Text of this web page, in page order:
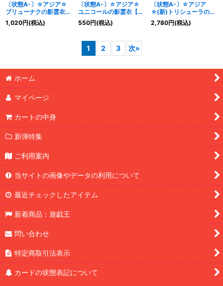
〔状態A-〕☆アジア☆
ブリューナクの影霊衣
【シークレットパラレ
ル】{アジアTW02-
1,020円(税込)
〔状態A-〕☆アジア☆
ユニコールの影霊衣【シ
ークレットパラレル】
{アジアTW02-JP084}
550円(税込)
〔状態A-〕☆アジア
☆(新)トリシューラの影
霊衣【クォーターセンチ
ュリーシークレット】
2,780円(税込)
1 2 3 次»
ホーム
マイページ
カートの中身
新弾特集
ご利用案内
当サイトの画像やデータの利用について
最近チェックしたアイテム
新着商品：遊戯王
問い合わせ
特定商取引法表示
カードの状態表記について